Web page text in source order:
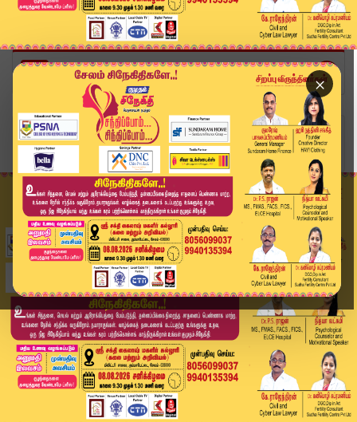
×
Home
வீடியோ ஸ்டோரி
"தீபம் ஏற்றியதில் எந்த தவறும் இல்லை" - அரசுத்தர...